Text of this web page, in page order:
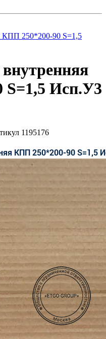
КПП 250*200-90 S=1,5
Исп.У3
1195176